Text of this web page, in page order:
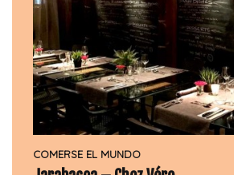
COMERSE EL MUNDO